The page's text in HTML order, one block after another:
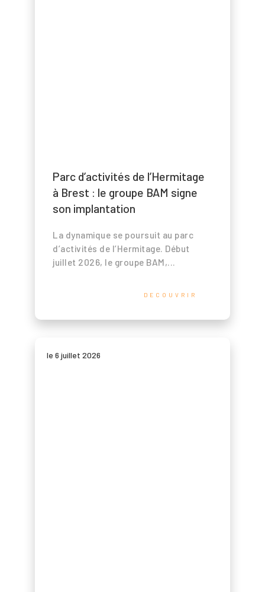
Parc d’activités de l’Hermitage
à Brest : le groupe BAM signe
son implantation
La dynamique se poursuit au parc
d’activités de l’Hermitage. Début
juillet 2026, le groupe BAM,...
DECOUVRIR
le 6 juillet 2026